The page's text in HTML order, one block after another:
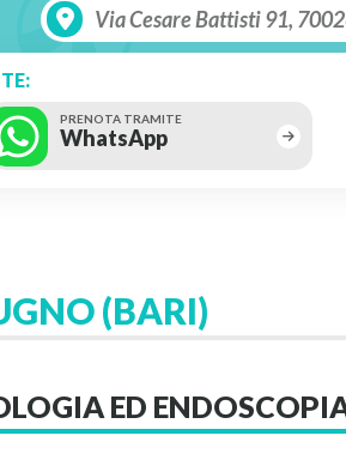
Via Cesare Battisti 91,
PRENOTA TRAMITE
WhatsApp
(BARI)
ED